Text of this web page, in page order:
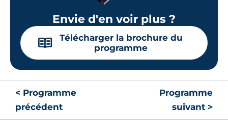
Envie d'en voir plus ?
📖
Télécharger la brochure du
programme
< Programme
précédent
Programme
suivant >